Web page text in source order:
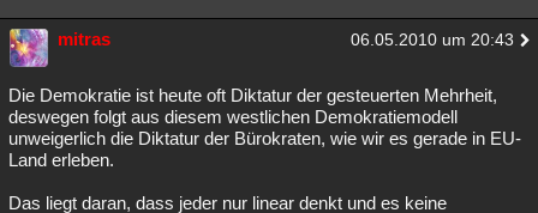
mitras 06.05.2010 um 20:43
Die Demokratie ist heute oft Diktatur der gesteuerten Mehrheit,
deswegen folgt aus diesem westlichen Demokratiemodell
unweigerlich die Diktatur der Bürokraten, wie wir es gerade in EU-
Land erleben.
Das liegt daran, dass jeder nur linear denkt und es keine